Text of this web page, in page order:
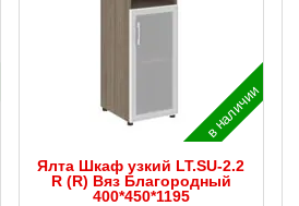
в наличии
Ялта Шкаф узкий LT.SU-2.2
R (R) Вяз Благородный
400*450*1195